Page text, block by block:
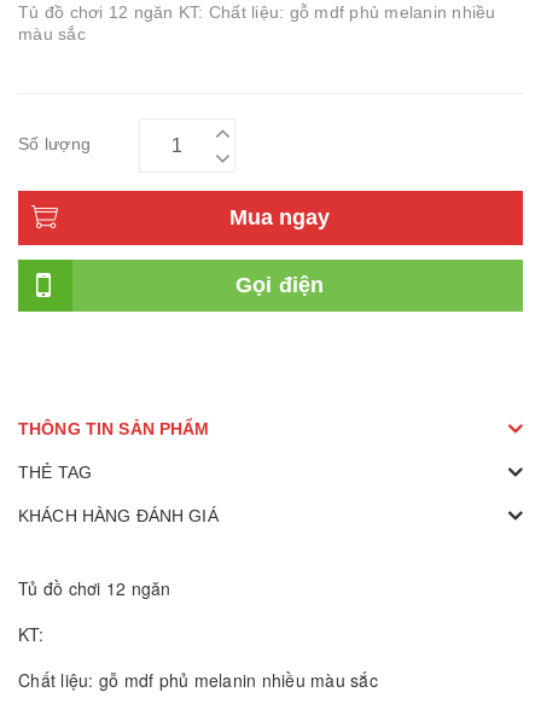
Tủ đồ chơi 12 ngăn KT: Chất liệu: gỗ mdf phủ melanin nhiều
màu sắc
Số lượng
Mua ngay
Gọi điện
THÔNG TIN SẢN PHẨM
THẺ TAG
KHÁCH HÀNG ĐÁNH GIÁ
Tủ đồ chơi 12 ngăn
KT:
Chất liệu: gỗ mdf phủ melanin nhiều màu sắc